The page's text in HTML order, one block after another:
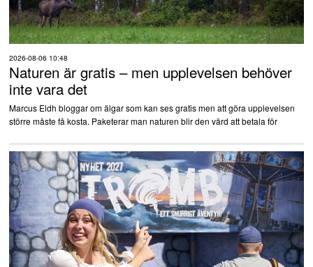
2026-08-06 10:48
Naturen är gratis – men upplevelsen behöver
inte vara det
Marcus Eldh bloggar om älgar som kan ses gratis men att göra upplevelsen
större måste få kosta. Paketerar man naturen blir den värd att betala för